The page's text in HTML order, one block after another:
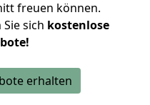
freuen können.
sich kostenlose
erhalten